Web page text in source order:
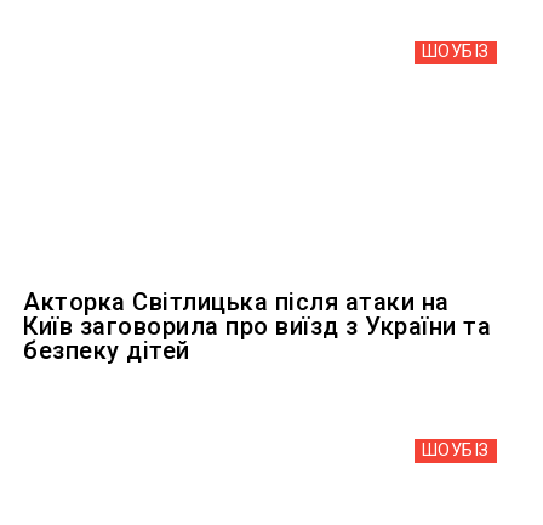
ШОУБIЗ
Акторка Світлицька після атаки на
Київ заговорила про виїзд з України та
безпеку дітей
ШОУБIЗ